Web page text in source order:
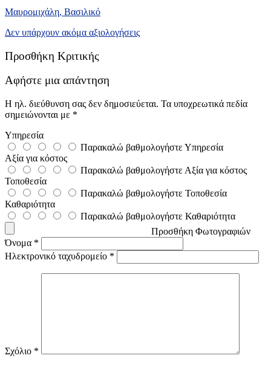
Μαυρομιχάλη, Βασιλικό
Δεν υπάρχουν ακόμα αξιολογήσεις
Προσθήκη Κριτικής
Αφήστε μια απάντηση
Η ηλ. διεύθυνση σας δεν δημοσιεύεται. Τα υποχρεωτικά πεδία
σημειώνονται με *
Υπηρεσία
Παρακαλώ βαθμολογήστε Υπηρεσία
Αξία για κόστος
Παρακαλώ βαθμολογήστε Αξία για κόστος
Τοποθεσία
Παρακαλώ βαθμολογήστε Τοποθεσία
Καθαριότητα
Παρακαλώ βαθμολογήστε Καθαριότητα
Προσθήκη Φωτογραφιών
Όνομα *
Ηλεκτρονικό ταχυδρομείο *
Σχόλιο *